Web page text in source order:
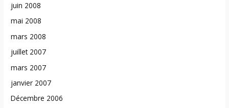
juin 2008
mai 2008
mars 2008
juillet 2007
mars 2007
janvier 2007
Décembre 2006